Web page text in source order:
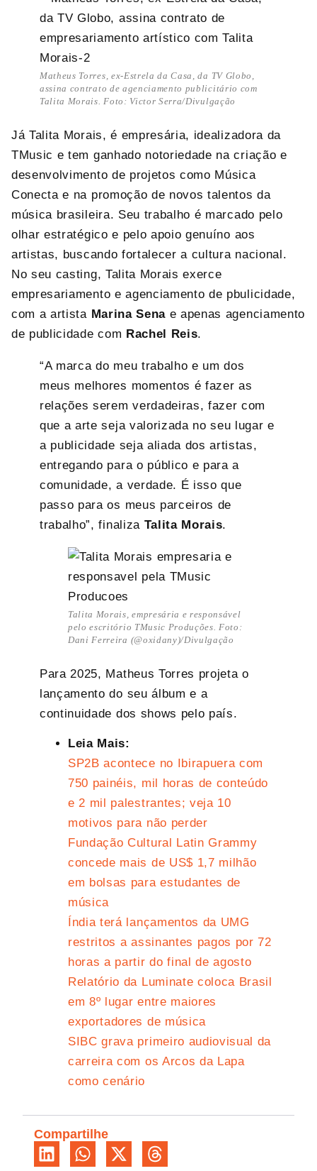
Matheus Torres, ex-Estrela da Casa, da TV Globo,
assina contrato de agenciamento publicitário com
Talita Morais. Foto: Victor Serra/Divulgação
Já Talita Morais, é empresária, idealizadora da
TMusic e tem ganhado notoriedade na criação e
desenvolvimento de projetos como Música
Conecta e na promoção de novos talentos da
música brasileira. Seu trabalho é marcado pelo
olhar estratégico e pelo apoio genuíno aos
artistas, buscando fortalecer a cultura nacional.
No seu casting, Talita Morais exerce
empresariamento e agenciamento de pbulicidade,
com a artista Marina Sena e apenas agenciamento
de publicidade com Rachel Reis.
“A marca do meu trabalho e um dos
meus melhores momentos é fazer as
relações serem verdadeiras, fazer com
que a arte seja valorizada no seu lugar e
a publicidade seja aliada dos artistas,
entregando para o público e para a
comunidade, a verdade. É isso que
passo para os meus parceiros de
trabalho”, finaliza Talita Morais.
Talita Morais, empresária e responsável
pelo escritório TMusic Produções. Foto:
Dani Ferreira (@oxidany)/Divulgação
Para 2025, Matheus Torres projeta o
lançamento do seu álbum e a
continuidade dos shows pelo país.
Leia Mais:
SP2B acontece no Ibirapuera com
750 painéis, mil horas de conteúdo
e 2 mil palestrantes; veja 10
motivos para não perder
Fundação Cultural Latin Grammy
concede mais de US$ 1,7 milhão
em bolsas para estudantes de
música
Índia terá lançamentos da UMG
restritos a assinantes pagos por 72
horas a partir do final de agosto
Relatório da Luminate coloca Brasil
em 8º lugar entre maiores
exportadores de música
SIBC grava primeiro audiovisual da
carreira com os Arcos da Lapa
como cenário
Compartilhe